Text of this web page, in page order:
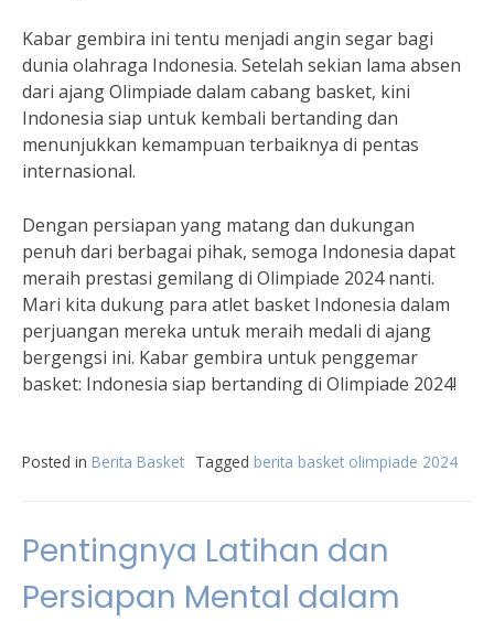
Kabar gembira ini tentu menjadi angin segar bagi
dunia olahraga Indonesia. Setelah sekian lama absen
dari ajang Olimpiade dalam cabang basket, kini
Indonesia siap untuk kembali bertanding dan
menunjukkan kemampuan terbaiknya di pentas
internasional.
Dengan persiapan yang matang dan dukungan
penuh dari berbagai pihak, semoga Indonesia dapat
meraih prestasi gemilang di Olimpiade 2024 nanti.
Mari kita dukung para atlet basket Indonesia dalam
perjuangan mereka untuk meraih medali di ajang
bergengsi ini. Kabar gembira untuk penggemar
basket: Indonesia siap bertanding di Olimpiade 2024!
Posted in Berita Basket Tagged berita basket olimpiade 2024
Pentingnya Latihan dan
Persiapan Mental dalam